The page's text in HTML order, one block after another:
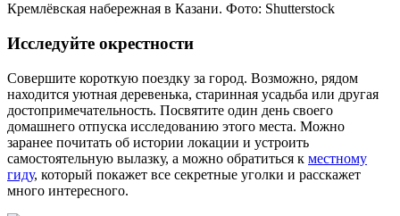
Кремлёвская набережная в Казани. Фото: Shutterstock
Исследуйте окрестности
Совершите короткую поездку за город. Возможно, рядом
находится уютная деревенька, старинная усадьба или другая
до­сто­при­ме­ча­тель­ность. Посвятите один день своего
домашнего отпуска исследованию этого места. Можно
заранее почитать об истории локации и устроить
самостоятельную вылазку, а можно обратиться к местному
гиду, который покажет все секретные уголки и расскажет
много интересного.